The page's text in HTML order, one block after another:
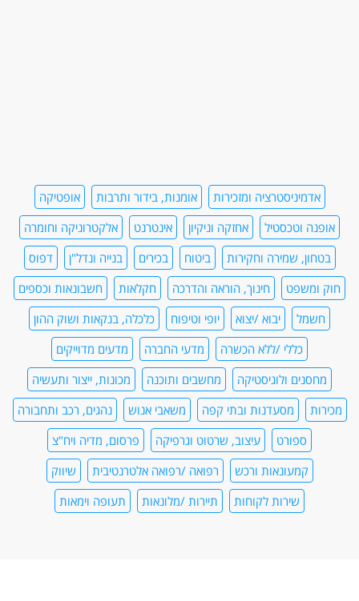
אדמיניסטרציה ומזכירות אומנות, בידור ותרבות
אופטיקה
אופנה וטכסטיל
אחזקה וניקיון אינטרנט
אלקטרוניקה וחומרה
בטחון, שמירה וחקירות
ביטוח בכירים בנייה ונדל"ן
דפוס
חוק ומשפט
חינוך, הוראה והדרכה חקלאות
חשבונאות וכספים
חשמל
יבוא /יצוא יופי וטיפוח
כלכלה, בנקאות ושוק ההון
כללי /ללא הכשרה
מדעי החברה
מדעים מדוייקים
מחסנים ולוגיסטיקה
מחשבים ותוכנה
מכונות, ייצור ותעשיה
מכירות
מסעדנות ובתי קפה משאבי אנוש
נהגים, רכב ותחבורה
ספורט
עיצוב, שרטוט וגרפיקה
פרסום, מדיה ויח"צ
קמעונאות ורכש
רפואה /רפואה אלטרנטיבית
שיווק
שירות לקוחות
תיירות /מלונאות תעופה וימאות